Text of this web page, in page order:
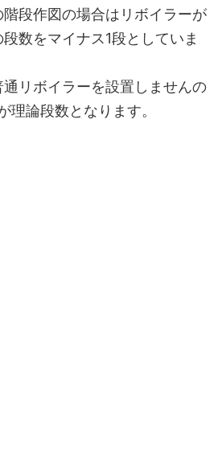
段作図の場合はリボイラーが
数をマイナス1段としていま
リボイラーを設置しませんの
理論段数となります。